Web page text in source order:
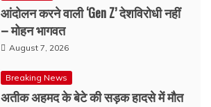
आंदोलन करने वाली ‘Gen Z’ देशविरोधी नहीं
– मोहन भागवत
August 7, 2026
Breaking News
अतीक अहमद के बेटे की सड़क हादसे में मौत